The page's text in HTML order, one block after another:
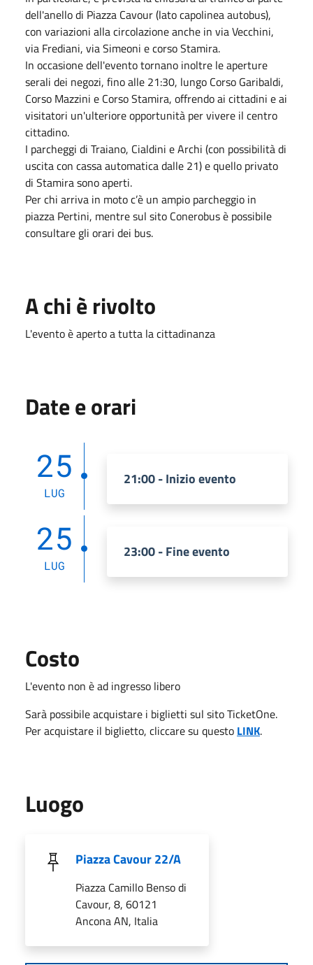
dell'anello di Piazza Cavour (lato capolinea autobus),
con variazioni alla circolazione anche in via Vecchini,
via Frediani, via Simeoni e corso Stamira.
In occasione dell'evento tornano inoltre le aperture
serali dei negozi, fino alle 21:30, lungo Corso Garibaldi,
Corso Mazzini e Corso Stamira, offrendo ai cittadini e ai
visitatori un'ulteriore opportunità per vivere il centro
cittadino.
I parcheggi di Traiano, Cialdini e Archi (con possibilità di
uscita con cassa automatica dalle 21) e quello privato
di Stamira sono aperti.
Per chi arriva in moto c’è un ampio parcheggio in
piazza Pertini, mentre sul sito Conerobus è possibile
consultare gli orari dei bus.
A chi è rivolto
L'evento è aperto a tutta la cittadinanza
Date e orari
25
LUG
21:00 - Inizio evento
25
LUG
23:00 - Fine evento
Costo
L'evento non è ad ingresso libero
Sarà possibile acquistare i biglietti sul sito TicketOne.
Per acquistare il biglietto, cliccare su questo LINK.
Luogo
Piazza Cavour 22/A
Piazza Camillo Benso di
Cavour, 8, 60121
Ancona AN, Italia